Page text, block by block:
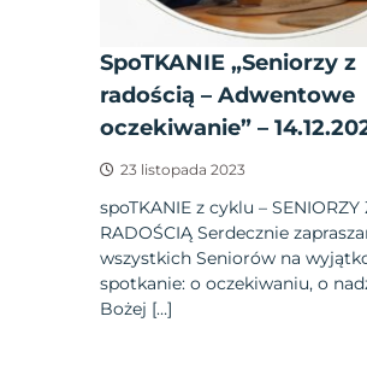
SpoTKANIE „Seniorzy z
radością – Adwentowe
oczekiwanie” –
23 listopada 2023
spoTKANIE z cyklu – SENIORZY
RADOŚCIĄ Serdecznie
wszystkich Seniorów na
spotkanie: o oczekiwaniu, o
Bożej […]